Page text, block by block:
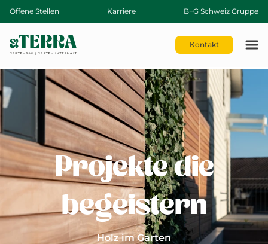
Offene Stellen Karriere B+G Schweiz Gruppe
Kontakt
Projekte die
begeistern
Holz im Garten